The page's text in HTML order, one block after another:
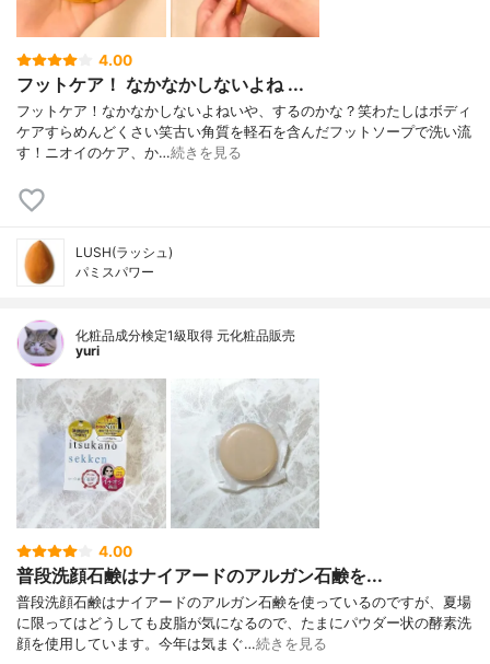
4.00
フットケア！ なかなかしないよね ...
フットケア！なかなかしないよねいや、するのかな？笑わたしはボディ
ケアすらめんどくさい笑古い角質を軽石を含んだフットソープで洗い流
す！ニオイのケア、か…続きを見る
LUSH(ラッシュ)
パミスパワー
化粧品成分検定1級取得 元化粧品販売
yuri
4.00
普段洗顔石鹸はナイアードのアルガン石鹸を...
普段洗顔石鹸はナイアードのアルガン石鹸を使っているのですが、夏場
に限ってはどうしても皮脂が気になるので、たまにパウダー状の酵素洗
顔を使用しています。今年は気まぐ…続きを見る